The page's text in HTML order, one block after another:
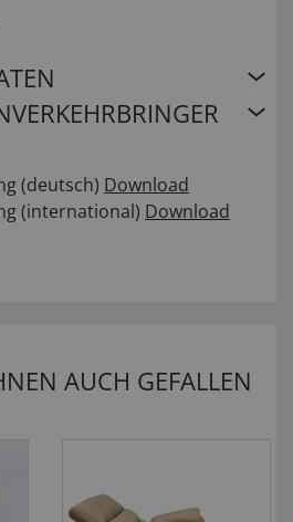
(deutsch) Download
(international) Download
AUCH GEFALLEN